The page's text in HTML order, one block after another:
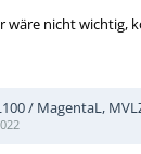
wäre nicht wichtig,
/ MagentaL,